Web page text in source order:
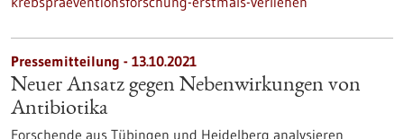
Pressemitteilung - 13.10.2021
Neuer Ansatz gegen Nebenwirkungen von
Antibiotika
Forschende aus Tübingen und Heidelberg analysieren